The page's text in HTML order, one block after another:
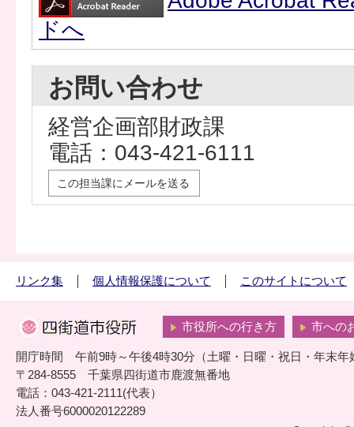
ドへ
お問い合わせ
経営企画部財政課
電話：043-421-6111
この担当課にメールを送る
リンク集 個人情報保護について このサイトについて
市役所への行き方 市への
開庁時間 午前9時～午後4時30分（土曜・日曜・祝日・年末年
〒284-8555 千葉県四街道市鹿渡無番地
電話：043-421-2111(代表）
法人番号6000020122289